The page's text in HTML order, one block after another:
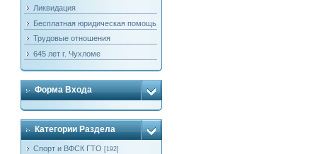
Ликвидация
Бесплатная юридическая помощь
Трудовые отношения
645 лет г. Чухломе
Форма Входа
Категории Раздела
Спорт и ВФСК ГТО [192]